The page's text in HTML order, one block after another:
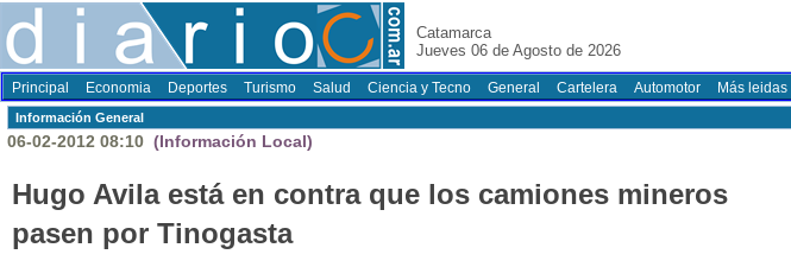
Catamarca
Jueves 06 de Agosto de 2026
Principal Economia Deportes Turismo Salud Ciencia y Tecno General Cartelera Automotor Más leidas
Información General
06-02-2012 08:10 (Información Local)
Hugo Avila está en contra que los camiones mineros
pasen por Tinogasta